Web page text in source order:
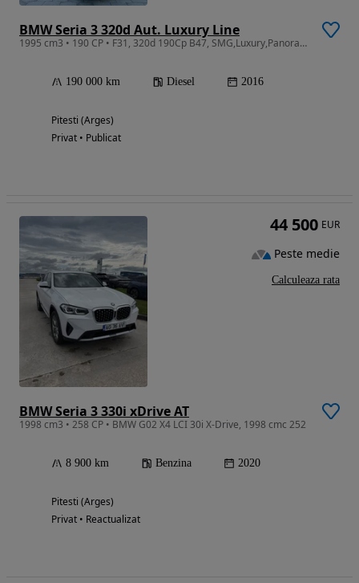
BMW Seria 3 320d Aut. Luxury Line
1995 cm3 • 190 CP • F31, 320d 190Cp B47, SMG,Luxury,Panoramic, Full Led, Keyless!
190 000 km Diesel 2016
Pitesti (Arges)
Privat • Publicat
BMW Seria 3 330i xDrive AT
1998 cm3 • 258 CP • BMW G02 X4 LCI 30i X-Drive, 1998 cmc 252
8 900 km Benzina 2020
Pitesti (Arges)
Privat • Reactualizat
44 500 EUR
Peste medie
Calculeaza rata